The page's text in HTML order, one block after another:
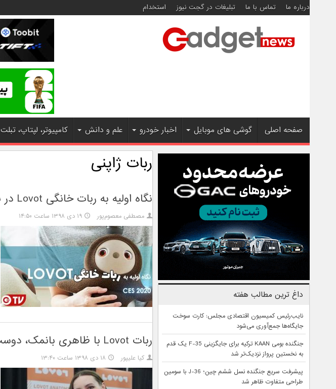
درباره ما تماس با ما تبلیغات در گجت نیوز استخدام
صفحه اصلی گوشی های موبایل اخبار خودرو علم و دانش کامپیوتر، لپتاپ، تبلت
ربات ژاپنی
نگاه اولیه به ربات خانگی Lovot در نمایشگاه CES 2020 (گجت تی وی)
مصطفی معصوم‌پور ۱۹ دی ۱۳۹۸ ساعت ۱۴:۵۰
ربات Lovot با ظاهری بانمک، دوست ماشینی و کوچک شماست
کیا علیپور ۱۸ دی ۱۳۹۸ ساعت ۱۳:۴۰
داغ ترین مطالب هفته
نایب‌رئیس کمیسیون اقتصادی مجلس: کارت سوخت
جایگاه‌ها جمع‌آوری می‌شود
جنگنده بومی KAAN ترکیه برای جایگزینی F-35 یک قدم
به نخستین پرواز نزدیک‌تر شد
پیشرفت سریع جنگنده نسل ششم چین؛ J-36 با سومین
طراحی متفاوت ظاهر شد